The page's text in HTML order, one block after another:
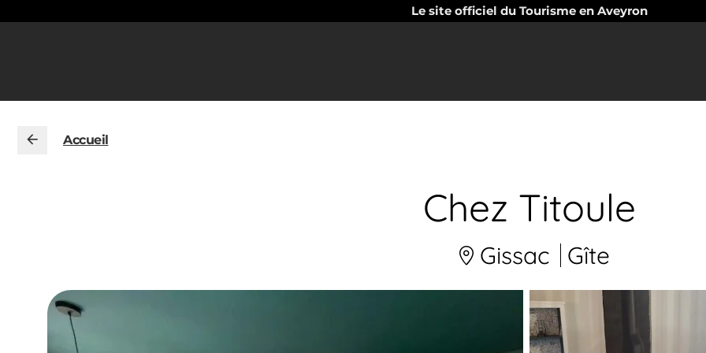
Le site officiel du Tourisme en Aveyron
Accueil
Chez Titoule
Gissac Gîte